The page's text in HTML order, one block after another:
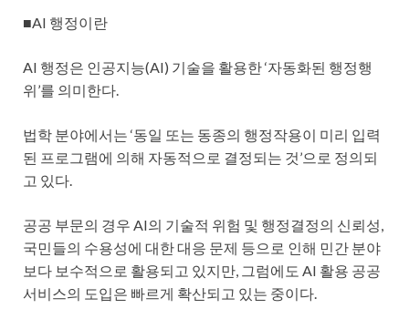
■AI 행정이란
AI 행정은 인공지능(AI) 기술을 활용한 ‘자동화된 행정행
위’를 의미한다.
법학 분야에서는 ‘동일 또는 동종의 행정작용이 미리 입력
된 프로그램에 의해 자동적으로 결정되는 것’으로 정의되
고 있다.
공공 부문의 경우 AI의 기술적 위험 및 행정결정의 신뢰성,
국민들의 수용성에 대한 대응 문제 등으로 인해 민간 분야
보다 보수적으로 활용되고 있지만, 그럼에도 AI 활용 공공
서비스의 도입은 빠르게 확산되고 있는 중이다.